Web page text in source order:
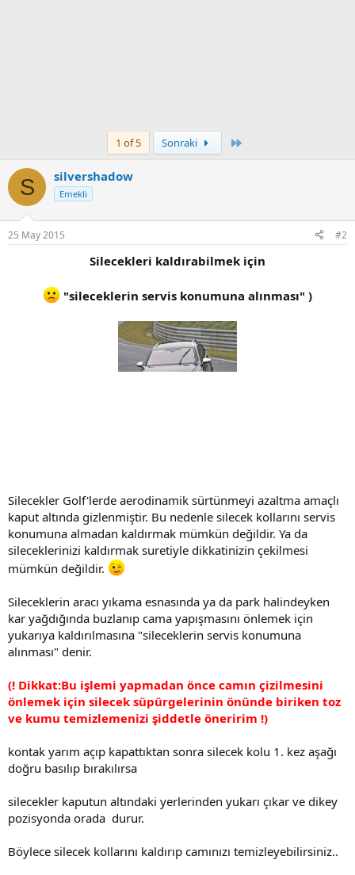
1 of 5 Sonraki
S silvershadow
Emekli
25 May 2015 #2
Silecekleri kaldırabilmek için
"sileceklerin servis konumuna alınması" )
Silecekler Golf'lerde aerodinamik sürtünmeyi azaltma amaçlı
kaput altında gizlenmiştir. Bu nedenle silecek kollarını servis
konumuna almadan kaldırmak mümkün değildir. Ya da
sileceklerinizi kaldırmak suretiyle dikkatinizin çekilmesi
mümkün değildir.
Sileceklerin aracı yıkama esnasında ya da park halindeyken
kar yağdığında buzlanıp cama yapışmasını önlemek için
yukarıya kaldırılmasına "sileceklerin servis konumuna
alınması" denir.
(! Dikkat:Bu işlemi yapmadan önce camın çizilmesini
önlemek için silecek süpürgelerinin önünde biriken toz
ve kumu temizlemenizi şiddetle öneririm !)
kontak yarım açıp kapattıktan sonra silecek kolu 1. kez aşağı
doğru basılıp bırakılırsa
silecekler kaputun altındaki yerlerinden yukarı çıkar ve dikey
pozisyonda orada durur.
Böylece silecek kollarını kaldırıp camınızı temizleyebilirsiniz..